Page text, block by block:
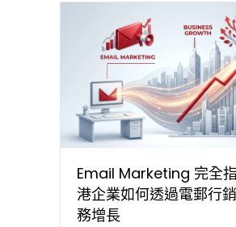
Email Marketing 完全
港企業如何透過電郵行
務增長